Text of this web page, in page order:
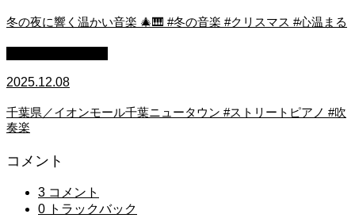
冬の夜に響く温かい音楽 🎄🎹 #冬の音楽 #クリスマス #心温まる
2025.12.08
千葉県／イオンモール千葉ニュータウン #ストリートピアノ #吹
奏楽
コメント
3 コメント
0 トラックバック